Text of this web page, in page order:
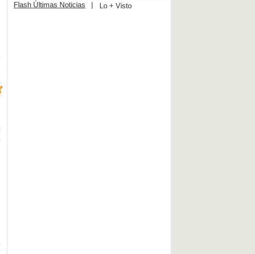
Flash Últimas Noticias | Lo + Visto